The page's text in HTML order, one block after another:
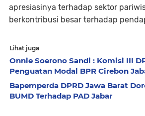
apresiasinya terhadap sektor
berkontribusi besar terhadap
Lihat juga
Onnie Soerono Sandi : Komisi III
Penguatan Modal BPR Cirebon
Bapemperda DPRD Jawa Barat
BUMD Terhadap PAD Jabar